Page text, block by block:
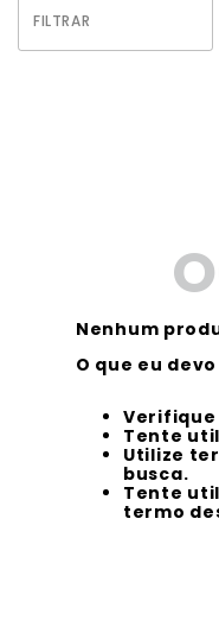
FILTRAR
Nenhum
O que eu
Verifique
Tente
Utilize
busca.
Tente
termo